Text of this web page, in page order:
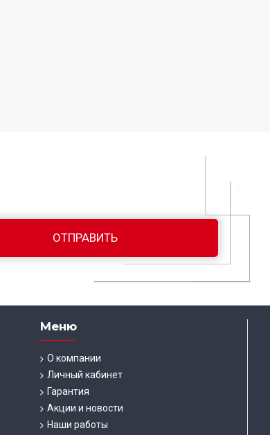
Меню
О компании
Личный кабинет
Гарантия
Акции и новости
Наши работы